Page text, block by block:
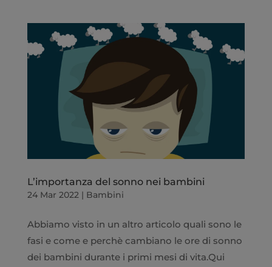
L’importanza del sonno nei bambini
24 Mar 2022| Bambini
Abbiamo visto in un altro articolo quali sono le
fasi e come e perchè cambiano le ore di sonno
dei bambini durante i primi mesi di vita.Qui